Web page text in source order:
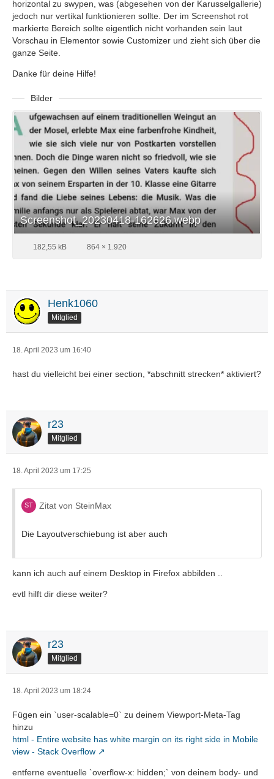
horizontal zu swypen, was (abgesehen von der Karusselgallerie)
jedoch nur vertikal funktionieren sollte. Der im Screenshot rot
markierte Bereich sollte eigentlich nicht vorhanden sein laut
Vorschau in Elementor sowie Customizer und zieht sich über die
ganze Seite.
Danke für deine Hilfe!
Bilder
Screenshot_20230418-162626.webp
182,55 kB 864 × 1.920
Henk1060
Mitglied
18. April 2023 um 16:40
hast du vielleicht bei einer section, *abschnitt strecken* aktiviert?
r23
Mitglied
18. April 2023 um 17:25
Zitat von SteinMax
Die Layoutverschiebung ist aber auch
kann ich auch auf einem Desktop in Firefox abbilden ..
evtl hilft dir diese weiter?
r23
Mitglied
18. April 2023 um 18:24
Fügen ein `user-scalable=0` zu deinem Viewport-Meta-Tag
hinzu
html - Entire website has white margin on its right side in Mobile
view - Stack Overflow
entferne eventuelle `overflow-x: hidden;` von deinem body- und